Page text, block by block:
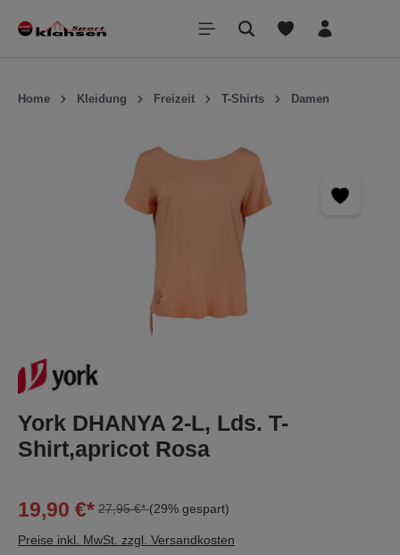
springen
Home Kleidung Freizeit T-Shirts Damen
York DHANYA 2-L, Lds. T-
Shirt,apricot Rosa
19,90 €* 27,95 €*(29% gespart)
Preise inkl. MwSt. zzgl. Versandkosten